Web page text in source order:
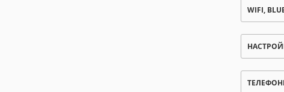
WIFI,